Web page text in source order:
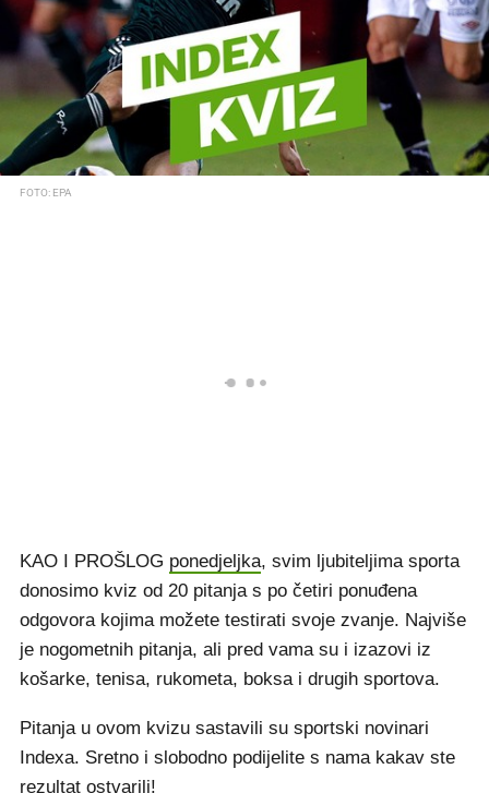
FOTO: EPA
KAO I PROŠLOG ponedjeljka, svim ljubiteljima sporta
donosimo kviz od 20 pitanja s po četiri ponuđena
odgovora kojima možete testirati svoje zvanje. Najviše
je nogometnih pitanja, ali pred vama su i izazovi iz
košarke, tenisa, rukometa, boksa i drugih sportova.
Pitanja u ovom kvizu sastavili su sportski novinari
Indexa. Sretno i slobodno podijelite s nama kakav ste
rezultat ostvarili!